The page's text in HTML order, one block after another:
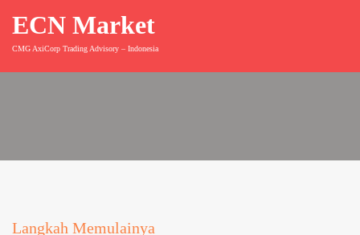
ECN Market
CMG AxiCorp Trading Advisory – Indonesia
Langkah Memulainya